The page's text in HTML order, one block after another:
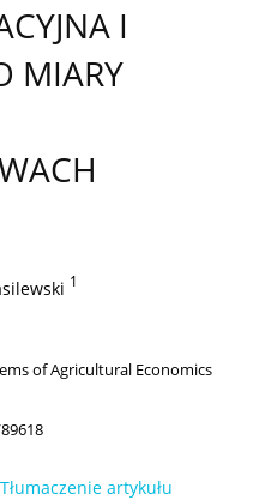
I
MIARY
1
of Agricultural Economics
Tłumaczenie artykułu